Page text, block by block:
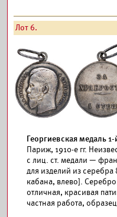
Лот 6.
Георгиевская медаль
Париж, 1910-е гг.
с лиц. ст. медали —
для изделий из
кабана, влево].
отличная, красивая
частная работа,